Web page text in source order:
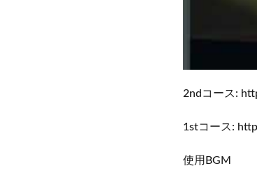
2ndコース:
1stコース:
使用BGM